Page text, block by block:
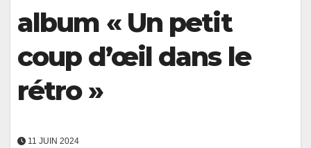
album « Un petit
coup d’œil dans le
rétro »
11 JUIN 2024